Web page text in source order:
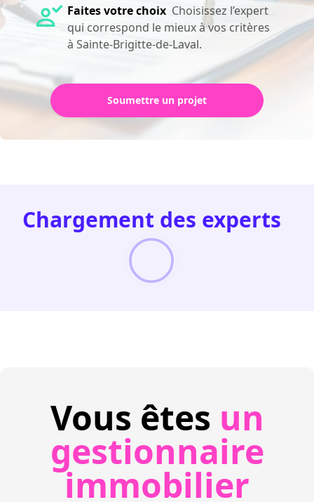
Faites votre choix Choisissez l’expert
qui correspond le mieux à vos critères
à Sainte-Brigitte-de-Laval.
Soumettre un projet
Chargement des experts
Vous êtes un
gestionnaire
immobilier